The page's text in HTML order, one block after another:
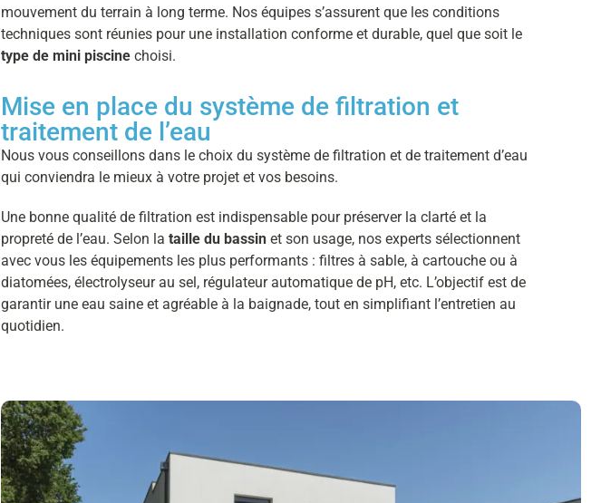
mouvement du terrain à long terme. Nos équipes s’assurent que les conditions
techniques sont réunies pour une installation conforme et durable, quel que soit le
type de mini piscine choisi.
Mise en place du système de filtration et
traitement de l’eau
Nous vous conseillons dans le choix du système de filtration et de traitement d’eau
qui conviendra le mieux à votre projet et vos besoins.
Une bonne qualité de filtration est indispensable pour préserver la clarté et la
propreté de l’eau. Selon la taille du bassin et son usage, nos experts sélectionnent
avec vous les équipements les plus performants : filtres à sable, à cartouche ou à
diatomées, électrolyseur au sel, régulateur automatique de pH, etc. L’objectif est de
garantir une eau saine et agréable à la baignade, tout en simplifiant l’entretien au
quotidien.